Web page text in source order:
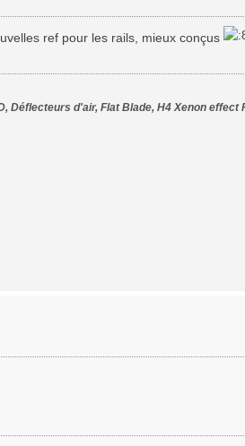
ref pour les rails, mieux conçus
Déflecteurs d'air, Flat Blade, H4 Xenon effect